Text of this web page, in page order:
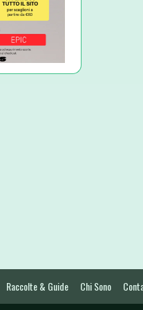
Raccolte & Guide Chi Sono